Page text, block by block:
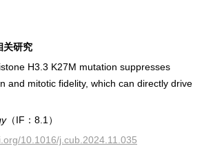
关研究
H3.3 K27M mutation suppresses
and mitotic fidelity, which can directly drive
（IF：8.1）
10.1016/j.cub.2024.11.035